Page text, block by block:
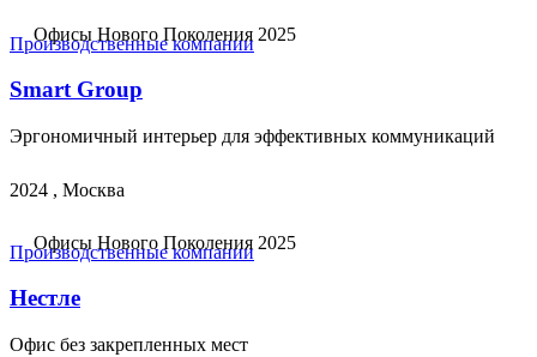
Офисы Нового Поколения 2025
Производственные компании
Smart Group
Эргономичный интерьер для эффективных коммуникаций
2024 , Москва
Офисы Нового Поколения 2025
Производственные компании
Нестле
Офис без закрепленных мест